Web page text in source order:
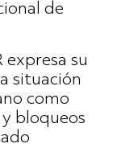
de
expresa su
situación
como
bloqueos